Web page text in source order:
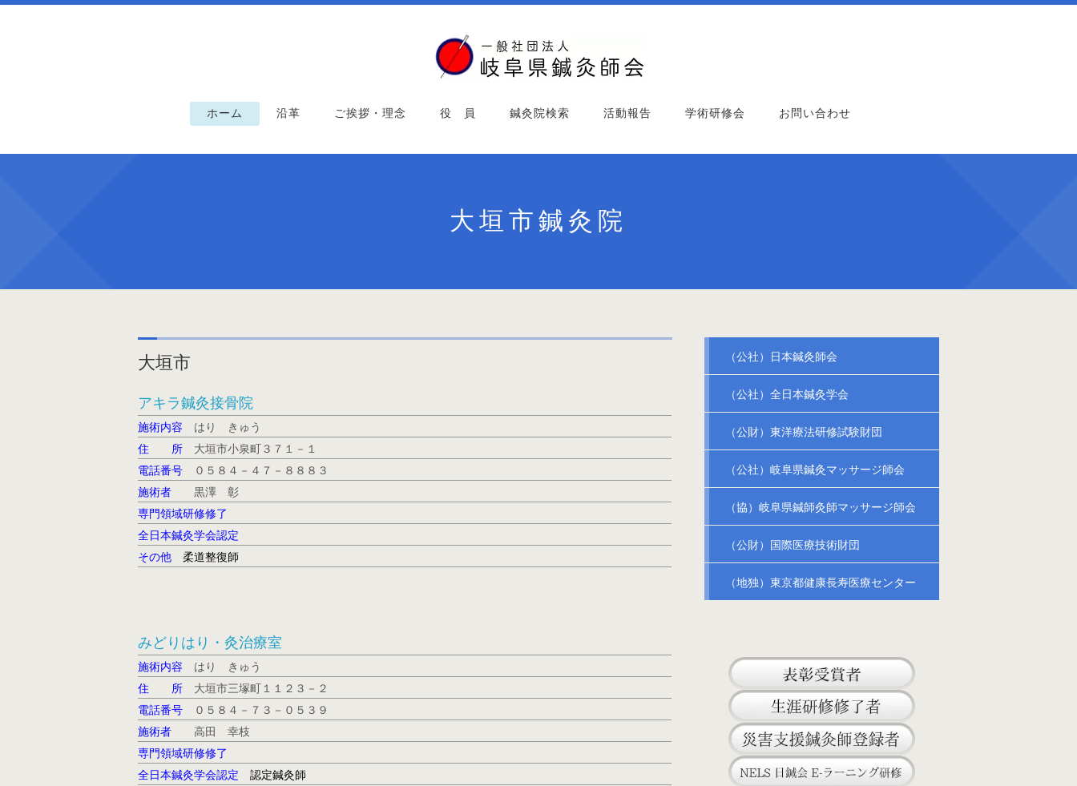
ホーム 沿革 ご挨拶・理念 役 員 鍼灸院検索 活動報告 学術研修会 お問い合わせ
大垣市鍼灸院
大垣市
アキラ鍼灸接骨院
施術内容 はり きゅう
住 所 大垣市小泉町３７１－１
電話番号 ０５８４－４７－８８８３
施術者 黒澤 彰
専門領域研修修了
全日本鍼灸学会認定
その他 柔道整復師
みどりはり・灸治療室
施術内容 はり きゅう
住 所 大垣市三塚町１１２３－２
電話番号 ０５８４－７３－０５３９
施術者 高田 幸枝
専門領域研修修了
全日本鍼灸学会認定 認定鍼灸師
（公社）日本鍼灸師会
（公社）全日本鍼灸学会
（公財）東洋療法研修試験財団
（公社）岐阜県鍼灸マッサージ師会
（協）岐阜県鍼師灸師マッサージ師会
（公財）国際医療技術財団
（地独）東京都健康長寿医療センター